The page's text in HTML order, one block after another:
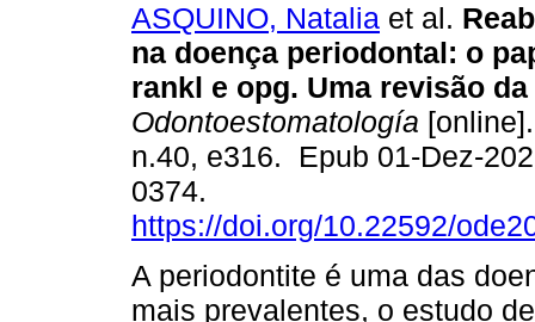
ASQUINO, Natalia et al.
na doença periodontal: o
rankl e opg. Uma revisão
Odontoestomatología
n.40, e316. Epub 01-Dez-
0374.
https://doi.org/10.22592/
A periodontite é uma das
mais prevalentes, o estudo